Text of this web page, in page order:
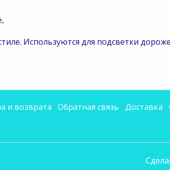
Используются для подсветки
и возврата Обратная связь Доставка